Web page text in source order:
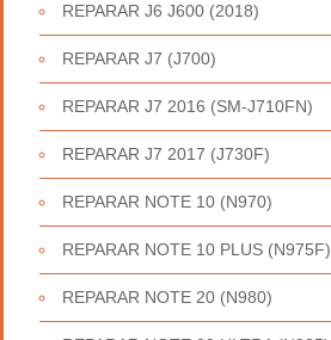
REPARAR J6 J600 (2018)
REPARAR J7 (J700)
REPARAR J7 2016 (SM-J710FN)
REPARAR J7 2017 (J730F)
REPARAR NOTE 10 (N970)
REPARAR NOTE 10 PLUS (N975F)
REPARAR NOTE 20 (N980)